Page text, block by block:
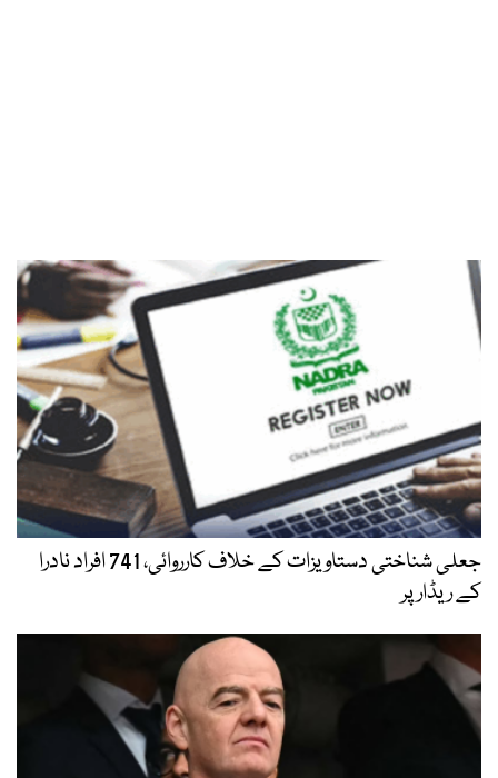
جعلی شناختی دستاویزات کے خلاف کارروائی، 741 افراد نادرا
کے ریڈار پر